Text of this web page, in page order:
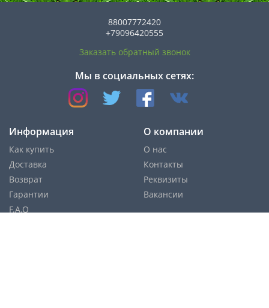
88007772420
+79096420555
Заказать обратный звонок
Мы в социальных сетях:
Информация
Как купить
Доставка
Возврат
Гарантии
F.A.Q
О компании
О нас
Контакты
Реквизиты
Вакансии